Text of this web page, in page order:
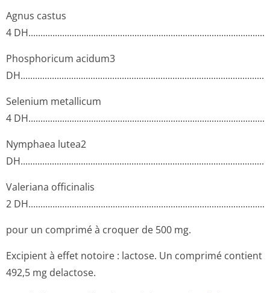
Agnus castus
4
Phosphoricum acidum3
Selenium metallicum
4
Nymphaea lutea2
Valeriana officinalis
2
pour un comprimé à croquer de 500 mg.
Excipient à effet notoire : lactose. Un comprimé contient
492,5 mg delactose.